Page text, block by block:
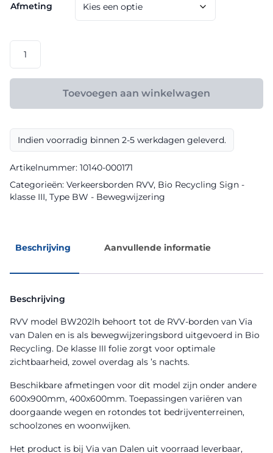
tot
€ 165,60
Afmeting
model
BW202lh
III
Recycling
Sign
aantal
Toevoegen aan winkelwagen
Indien voorradig binnen 2-5 werkdagen geleverd.
Artikelnummer: 10140-000171
Categorieën: Verkeersborden RVV, Bio Recycling Sign -
klasse III, Type BW - Bewegwijzering
Beschrijving Aanvullende informatie
Beschrijving
RVV model BW202lh behoort tot de RVV-borden van Via
van Dalen en is als bewegwijzeringsbord uitgevoerd in Bio
Recycling. De klasse III folie zorgt voor optimale
zichtbaarheid, zowel overdag als ’s nachts.
Beschikbare afmetingen voor dit model zijn onder andere
600x900mm, 400x600mm. Toepassingen variëren van
doorgaande wegen en rotondes tot bedrijventerreinen,
schoolzones en woonwijken.
Het product is bij Via van Dalen uit voorraad leverbaar,